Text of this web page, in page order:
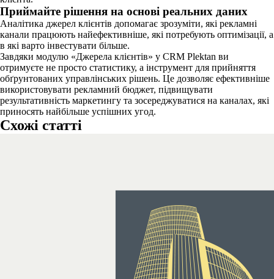
Приймайте рішення на основі реальних даних
Аналітика джерел клієнтів допомагає зрозуміти, які рекламні
канали працюють найефективніше, які потребують оптимізації, а
в які варто інвестувати більше.
Завдяки модулю «Джерела клієнтів» у CRM Plektan ви
отримуєте не просто статистику, а інструмент для прийняття
обґрунтованих управлінських рішень. Це дозволяє ефективніше
використовувати рекламний бюджет, підвищувати
результативність маркетингу та зосереджуватися на каналах, які
приносять найбільше успішних угод.
Схожі статті